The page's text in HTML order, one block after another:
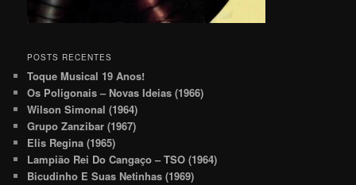
POSTS RECENTES
Toque Musical 19 Anos!
Os Poligonais – Novas Ideias (1966)
Wilson Simonal (1964)
Grupo Zanzibar (1967)
Elis Regina (1965)
Lampião Rei Do Cangaço – TSO (1964)
Bicudinho E Suas Netinhas (1969)